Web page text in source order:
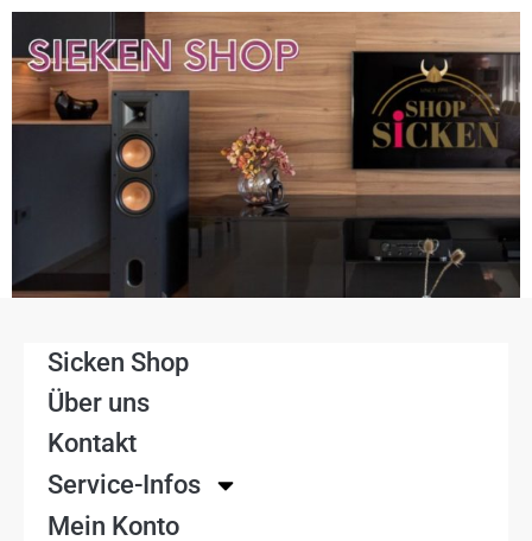
Sicken Shop
Über uns
Kontakt
Service-Infos
Mein Konto